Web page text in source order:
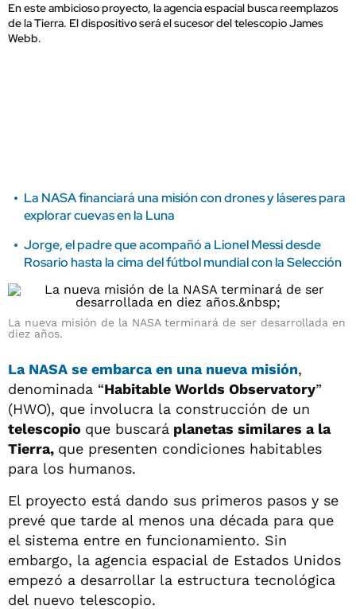
En este ambicioso proyecto, la agencia espacial busca reemplazos
de la Tierra. El dispositivo será el sucesor del telescopio James
Webb.
La NASA financiará una misión con drones y láseres para
explorar cuevas en la Luna
Jorge, el padre que acompañó a Lionel Messi desde
Rosario hasta la cima del fútbol mundial con la Selección
La nueva misión de la NASA terminará de ser desarrollada en
diez años.
La NASA se embarca en una nueva misión,
denominada “Habitable Worlds Observatory”
(HWO), que involucra la construcción de un
telescopio que buscará planetas similares a la
Tierra, que presenten condiciones habitables
para los humanos.
El proyecto está dando sus primeros pasos y se
prevé que tarde al menos una década para que
el sistema entre en funcionamiento. Sin
embargo, la agencia espacial de Estados Unidos
empezó a desarrollar la estructura tecnológica
del nuevo telescopio.